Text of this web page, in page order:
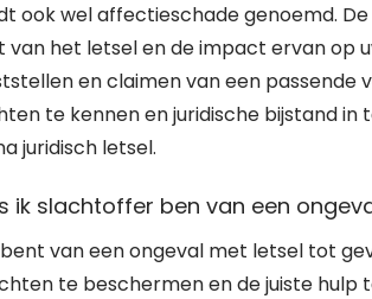
ook wel affectieschade genoemd.
van het letsel en de impact ervan op
en claimen van een passende
te kennen en juridische bijstand
juridisch letsel.
ik slachtoffer ben van een
van een ongeval met letsel tot
te beschermen en de juiste hulp